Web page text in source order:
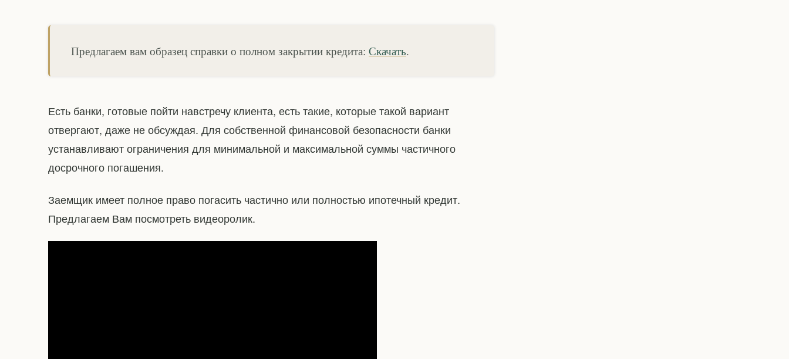
Предлагаем вам образец справки о полном закрытии кредита: Скачать.
Есть банки, готовые пойти навстречу клиента, есть такие, которые такой вариант
отвергают, даже не обсуждая. Для собственной финансовой безопасности банки
устанавливают ограничения для минимальной и максимальной суммы частичного
досрочного погашения.
Заемщик имеет полное право погасить частично или полностью ипотечный кредит.
Предлагаем Вам посмотреть видеоролик.